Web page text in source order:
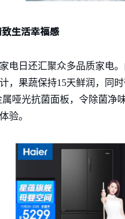
生活幸福感
电日还汇聚众多品质家电
，果蔬保持15天鲜润，同
哑光抗菌面板，令除菌净
验。